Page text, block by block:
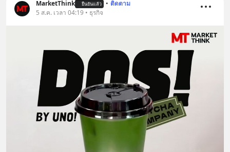
MarketThink ยืนยันแล้ว • ติดตาม
5 ส.ค. เวลา 04:19 • ธุรกิจ